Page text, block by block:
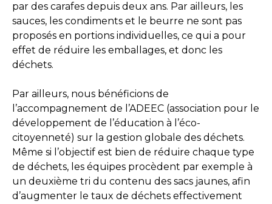
par des carafes depuis deux ans. Par ailleurs, les
sauces, les condiments et le beurre ne sont pas
proposés en portions individuelles, ce qui a pour
effet de réduire les emballages, et donc les
déchets.
Par ailleurs, nous bénéficions de
l’accompagnement de l’ADEEC (association pour le
développement de l’éducation à l’éco-
citoyenneté) sur la gestion globale des déchets.
Même si l’objectif est bien de réduire chaque type
de déchets, les équipes procèdent par exemple à
un deuxième tri du contenu des sacs jaunes, afin
d’augmenter le taux de déchets effectivement